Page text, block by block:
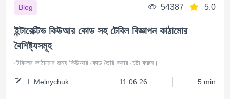
Blog 54387 5.0
ইন্টারেক্টিভ কিউআর কোড সহ টেবিল বিজ্ঞাপন কাঠামোর
বৈশিষ্ট্যসমূহ
টেবিলের কাঠামোর জন্য কিউআর কোড তৈরি করার চেষ্টা করুন।
I. Melnychuk 11.06.26 5 min